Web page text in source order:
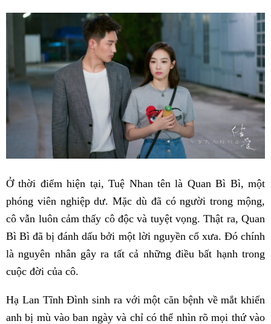
Ở thời điểm hiện tại, Tuệ Nhan tên là Quan Bì Bì, một
phóng viên nghiệp dư. Mặc dù đã có người trong mộng,
cô vẫn luôn cảm thấy cô độc và tuyệt vọng. Thật ra, Quan
Bì Bì đã bị đánh dấu bởi một lời nguyền cổ xưa. Đó chính
là nguyên nhân gây ra tất cả những điều bất hạnh trong
cuộc đời của cô.
Hạ Lan Tĩnh Đình sinh ra với một căn bệnh về mắt khiến
anh bị mù vào ban ngày và chỉ có thể nhìn rõ mọi thứ vào